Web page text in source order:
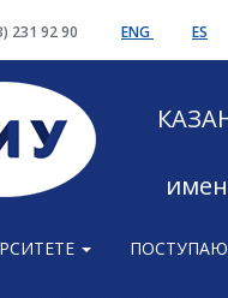
231 92 90 ENG ES